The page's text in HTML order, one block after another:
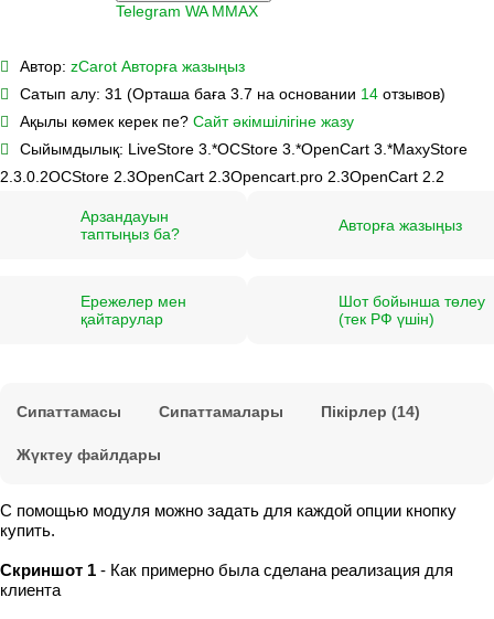
Telegram WA MMAX
Автор: zCarot Авторға жазыңыз
Сатып алу: 31 (Орташа баға 3.7 на основании 14 отзывов)
Ақылы көмек керек пе? Сайт әкімшілігіне жазу
Сыйымдылық: LiveStore 3.*OCStore 3.*OpenCart 3.*MaxyStore
2.3.0.2OCStore 2.3OpenCart 2.3Opencart.pro 2.3OpenCart 2.2
Арзандауын
таптыңыз ба?
Авторға жазыңыз
Ережелер мен
қайтарулар
Шот бойынша төлеу
(тек РФ үшін)
Сипаттамасы Сипаттамалары Пікірлер (14)
Жүктеу файлдары
С помощью модуля можно задать для каждой опции кнопку
купить.
Скриншот 1 - Как примерно была сделана реализация для
клиента